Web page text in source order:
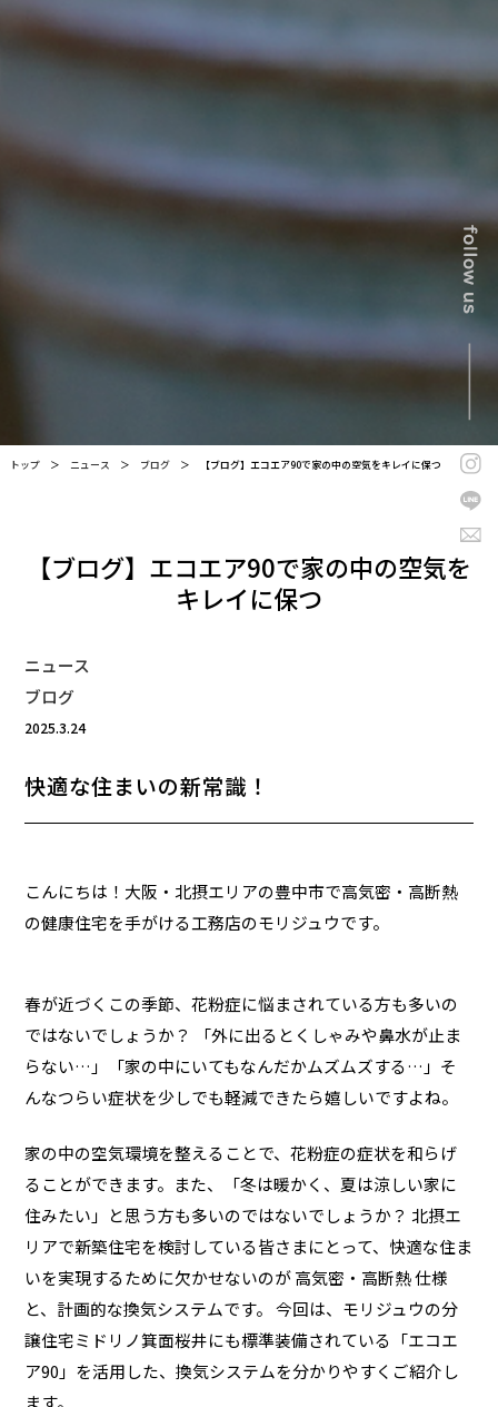
トップ＞ ニュース ＞ ブログ＞ 【ブログ】エコエア90で家の中の空気をキレイに保つ
【ブログ】エコエア90で家の中の空気を
キレイに保つ
ニュース
ブログ
2025.3.24
快適な住まいの新常識！
こんにちは！大阪・北摂エリアの豊中市で高気密・高断熱
の健康住宅を手がける工務店のモリジュウです。
春が近づくこの季節、花粉症に悩まされている方も多いの
ではないでしょうか？ 「外に出るとくしゃみや鼻水が止ま
らない…」「家の中にいてもなんだかムズムズする…」そ
んなつらい症状を少しでも軽減できたら嬉しいですよね。
家の中の空気環境を整えることで、花粉症の症状を和らげ
ることができます。また、「冬は暖かく、夏は涼しい家に
住みたい」と思う方も多いのではないでしょうか？ 北摂エ
リアで新築住宅を検討している皆さまにとって、快適な住ま
いを実現するために欠かせないのが 高気密・高断熱 仕様
と、計画的な換気システムです。 今回は、モリジュウの分
譲住宅ミドリノ箕面桜井にも標準装備されている「エコエ
ア90」を活用した、換気システムを分かりやすくご紹介し
ます。